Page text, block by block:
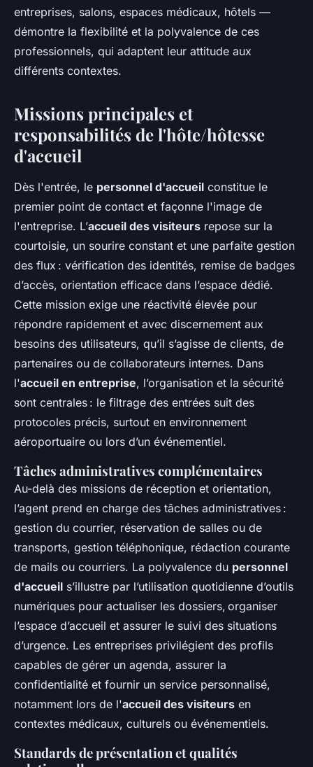
entreprises, salons, espaces médicaux, hôtels —
démontre la flexibilité et la polyvalence de ces
professionnels, qui adaptent leur attitude aux
différents contextes.
Missions principales et
responsabilités de l'hôte/hôtesse
d'accueil
Dès l'entrée, le personnel d'accueil constitue le
premier point de contact et façonne l'image de
l'entreprise. L’accueil des visiteurs repose sur la
courtoisie, un sourire constant et une parfaite gestion
des flux : vérification des identités, remise de badges
d’accès, orientation efficace dans l’espace dédié.
Cette mission exige une réactivité élevée pour
répondre rapidement et avec discernement aux
besoins des utilisateurs, qu’il s’agisse de clients, de
partenaires ou de collaborateurs internes. Dans
l'accueil en entreprise, l’organisation et la sécurité
sont centrales : le filtrage des entrées suit des
protocoles précis, surtout en environnement
aéroportuaire ou lors d’un événementiel.
Tâches administratives complémentaires
Au-delà des missions de réception et orientation,
l’agent prend en charge des tâches administratives :
gestion du courrier, réservation de salles ou de
transports, gestion téléphonique, rédaction courante
de mails ou courriers. La polyvalence du personnel
d'accueil s’illustre par l’utilisation quotidienne d’outils
numériques pour actualiser les dossiers, organiser
l’espace d’accueil et assurer le suivi des situations
d’urgence. Les entreprises privilégient des profils
capables de gérer un agenda, assurer la
confidentialité et fournir un service personnalisé,
notamment lors de l'accueil des visiteurs en
contextes médicaux, culturels ou événementiels.
Standards de présentation et qualités